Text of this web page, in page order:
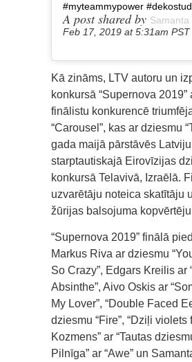
#myteammypower
A post shared by Samanta
Feb 17, 2019 at 5:31am PST
Kā zināms, LTV autoru un
konkursā “Supernova 2019”
finālistu konkurencē
“Carousel”, kas ar dziesmu
gada maijā pārstāvēs
starptautiskajā Eirovīzijas
konkursā Telavivā, Izraēlā.
uzvarētāju noteica skatītāju
žūrijas balsojuma
“Supernova 2019” finālā
Markus Riva ar dziesmu
So Crazy”, Edgars Kreilis ar
Absinthe”, Aivo Oskis ar
My Lover”, “Double Faced
dziesmu “Fire”, “Dziļi violets
Kozmens” ar “Tautas
Pilnīga” ar “Awe” un